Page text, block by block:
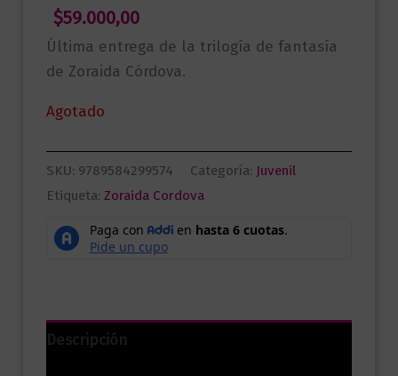
$59.000,00
Última entrega de la trilogía de fantasía
de Zoraida Córdova.
Agotado
SKU: 9789584299574 Categoría: Juvenil
Etiqueta: Zoraida Cordova
Descripción